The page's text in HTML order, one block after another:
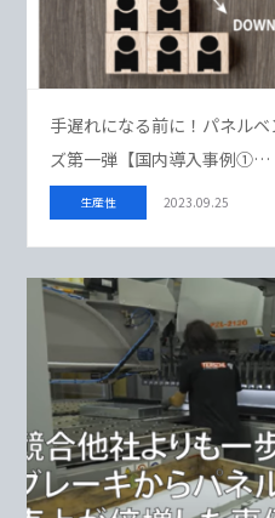
手遅れになる前に！パネル
ズ第一弾【国内導入事例①…
生産性 2023.09.25